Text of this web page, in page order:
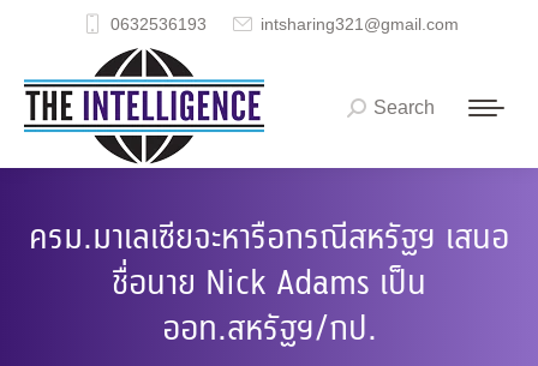
0632536193 intsharing321@gmail.com
Search:
Search
ครม.มาเลเซียจะหารือกรณีสหรัฐฯ เสนอ
ชื่อนาย Nick Adams เป็น
ออท.สหรัฐฯ/กป.